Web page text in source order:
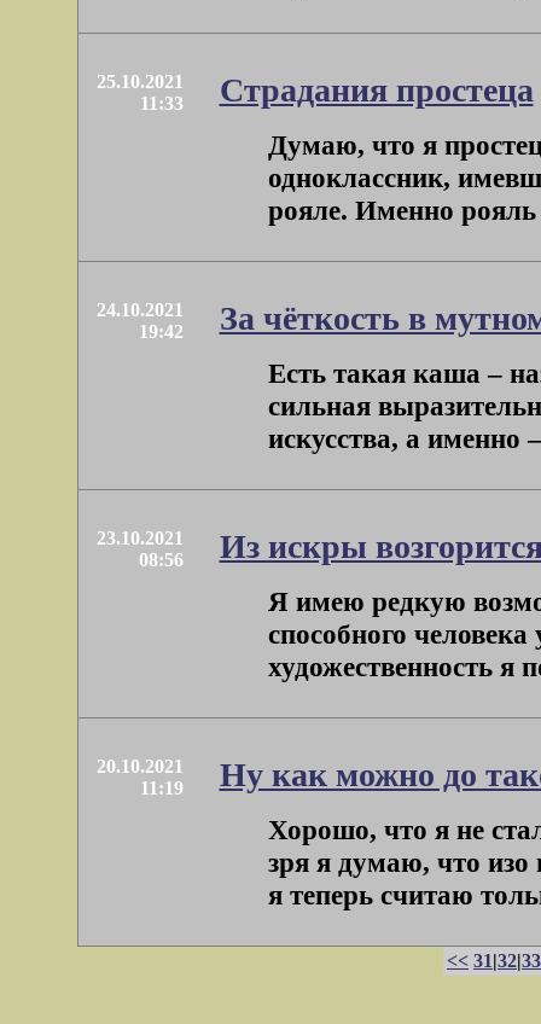
25.10.2021
11:33
Страдания простеца
Думаю, что я
одноклассник,
рояле. Именно
24.10.2021
19:42
За чёткость в
Есть такая каша –
сильная
искусства, а именно
23.10.2021
08:56
Из искры
Я имею редкую
способного
художественность я
20.10.2021
11:19
Ну как можно до
Хорошо, что я не
зря я думаю, что изо
я теперь считаю
<< 31|32|33